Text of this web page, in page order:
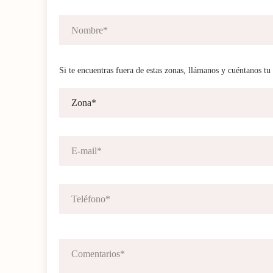
Si te encuentras fuera de estas zonas, llámanos y cuéntanos tu